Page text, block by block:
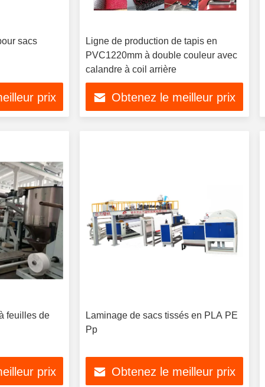
sacs
prix
Ligne de production de tapis en
PVC1220mm à double couleur avec
calandre à coil arrière
Obtenez le meilleur prix
feuilles de
prix
Laminage de sacs tissés en PLA PE
Pp
Obtenez le meilleur prix